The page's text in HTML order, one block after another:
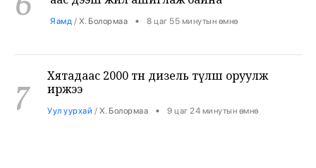
7
иржээ
Уул уурхай /Х. Болормаа • 9 цаг 24 минутын өмнө